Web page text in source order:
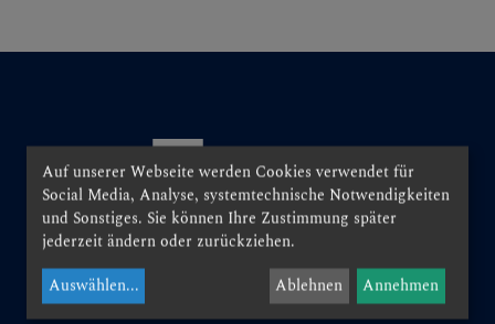
Pfarrservice
FRAGEN
GLAUBEN
ERLEBEN
Auf unserer Webseite werden Cookies verwendet für
Social Media, Analyse, systemtechnische Notwendigkeiten
und Sonstiges. Sie können Ihre Zustimmung später
jederzeit ändern oder zurückziehen.
Auswählen... Ablehnen Annehmen